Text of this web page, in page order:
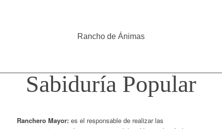
Rancho de Ánimas
Sabiduría Popular
Ranchero Mayor:es el responsable de realizar las